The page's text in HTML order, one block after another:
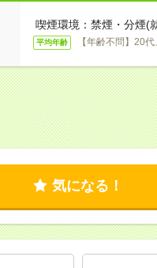
喫煙環境：禁煙・分煙(
平均年齢 【年齢不問】20
気になる！